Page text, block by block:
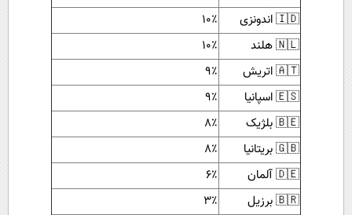
🇮🇩 اندونزی
۱۰٪
🇳🇱 هلند
۱۰٪
🇦🇹 اتریش
۹٪
🇪🇸 اسپانیا
۹٪
🇧🇪 بلژیک
۸٪
🇬🇧 بریتانیا
۸٪
🇩🇪 آلمان
۶٪
🇧🇷 برزیل
۳٪